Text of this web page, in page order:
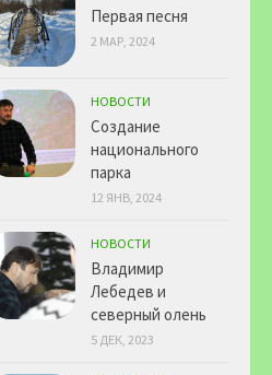
Первая песня
2 МАР, 2024
НОВОСТИ
Создание
национального
парка
12 ЯНВ, 2024
НОВОСТИ
Владимир
Лебедев и
северный олень
5 ДЕК, 2023